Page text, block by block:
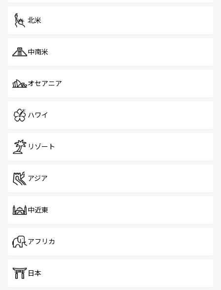
北米
中南米
オセアニア
ハワイ
リゾート
アジア
中近東
アフリカ
日本